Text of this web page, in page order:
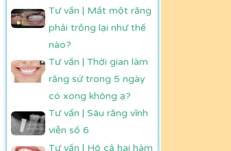
Tư vấn | Mất một răng
phải trồng lại như thế
nào?
Tư vấn | Thời gian làm
răng sứ trong 5 ngày
có xong không ạ?
Tư vấn | Sâu răng vĩnh
viễn số 6
Tư vấn | Hô cả hai hàm